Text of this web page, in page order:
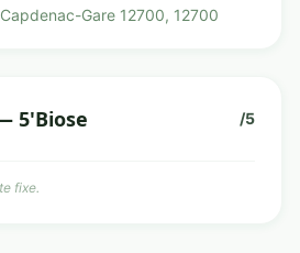
Gare 12700, 12700
5'Biose /5
fixe.